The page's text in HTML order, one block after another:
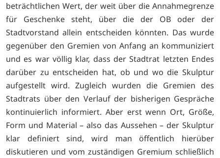
beträchtlichen Wert, der weit über die Annahmegrenze
für Geschenke steht, über die der OB oder der
Stadtvorstand allein entscheiden könnten. Das wurde
gegenüber den Gremien von Anfang an kommuniziert
und es war völlig klar, dass der Stadtrat letzten Endes
darüber zu entscheiden hat, ob und wo die Skulptur
aufgestellt wird. Zugleich wurden die Gremien des
Stadtrats über den Verlauf der bisherigen Gespräche
kontinuierlich informiert. Aber erst wenn Ort, Größe,
Form und Material – also das Aussehen – der Skulptur
klar definiert sind, wird man öffentlich hierüber
diskutieren und vom zuständigen Gremium schließlich